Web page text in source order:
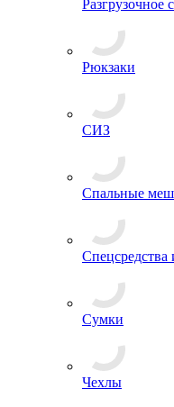
Разгрузочное
Рюкзаки
СИЗ
Спальные
Спецсредства
Сумки
Чехлы